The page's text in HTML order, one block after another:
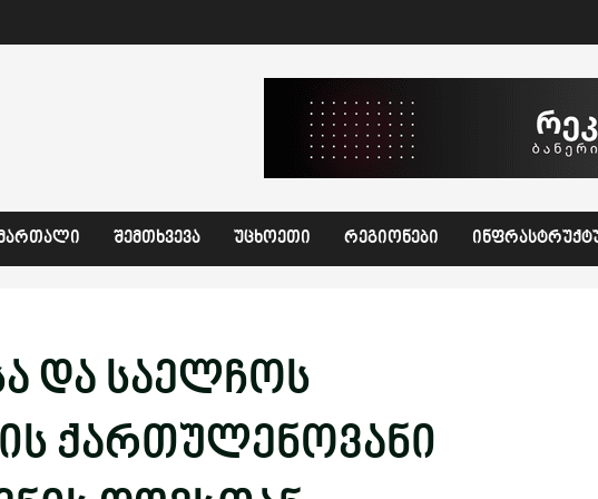
ᲨᲔᲛᲗᲮᲕᲔᲕᲐ ᲣᲪᲮᲝᲔᲗᲘ ᲠᲔᲒᲘᲝᲜᲔᲑᲘ
და საელჩოს
ქართულენოვანი